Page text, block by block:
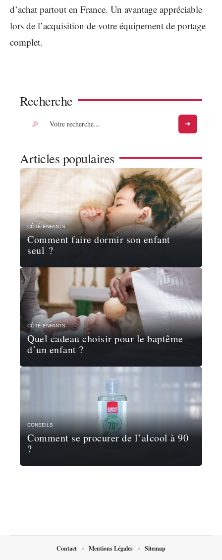
d’achat partout en France. Un avantage appréciable
lors de l’acquisition de votre équipement de portage
complet.
Recherche
Articles populaires
CÔTÉ ENFANTS
Comment faire dormir son enfant
seul ?
CÔTÉ ENFANTS
Quel cadeau choisir pour le baptême
d’un enfant ?
CONSEILS
Comment se procurer de l’alcool à 90
?
Contact Mentions Légales Sitemap